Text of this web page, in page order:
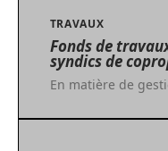
TRAVAUX
Fonds de
syndics de
En matière de